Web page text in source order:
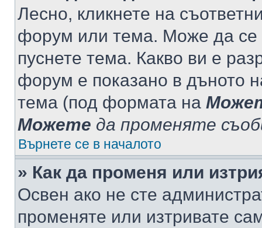
Лесно, кликнете на
форум или тема. Може да се
пуснете тема. Какво ви е
форум е показано в дъното
тема (под формата на
Можете да променяте
Върнете се в началото
» Как да променя или
Освен ако не сте
променяте или изтривате